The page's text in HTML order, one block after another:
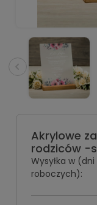
Akrylowe
rodziców -
Wysyłka w (dni
roboczych):